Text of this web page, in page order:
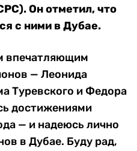
Он отметил, что
с ними в Дубае.
впечатляющим
— Леонида
Туревского и Федора
достижениями
— и надеюсь лично
в Дубае. Буду рад,